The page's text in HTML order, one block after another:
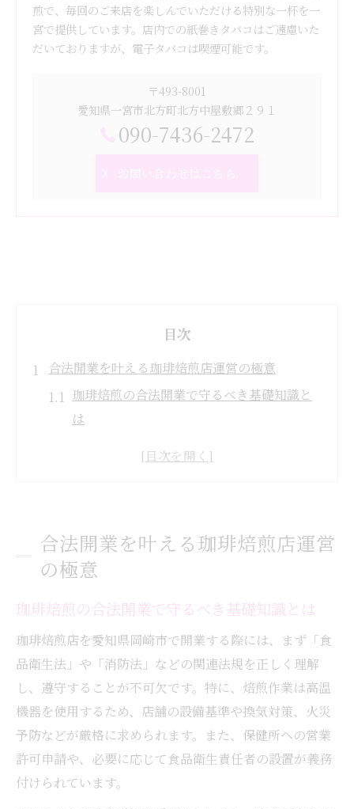
煎で、毎回のご来店を楽しんでいただける特別な一杯を一
宮で提供しています。店内での紙巻きタバコはご遠慮いた
だいておりますが、電子タバコは喫煙可能です。
〒493-8001
愛知県一宮市北方町北方中屋敷郷２９１
090-7436-2472
目次
合法開業を叶える珈琲焙煎店運営の極意
珈琲焙煎の合法開業で守るべき基礎知識と
は
岡崎 コーヒー ローストの法令遵守ポイント
を解説
点
珈琲焙煎で岡崎市に根ざす経営戦略
珈琲焙煎で地域密着型経営を実現する方法
岡崎 コーヒー 美味しいで差別化する戦略を
考える
珈琲焙煎と岡崎市 コーヒー豆の選定ポイン
ト
合法開業を叶える珈琲焙煎店運営
の極意
珈琲焙煎の合法開業で守るべき基礎知識とは
珈琲焙煎店を愛知県岡崎市で開業する際には、まず「食
品衛生法」や「消防法」などの関連法規を正しく理解
し、遵守することが不可欠です。特に、焙煎作業は高温
機器を使用するため、店舗の設備基準や換気対策、火災
予防などが厳格に求められます。また、保健所への営業
許可申請や、必要に応じて食品衛生責任者の設置が義務
付けられています。